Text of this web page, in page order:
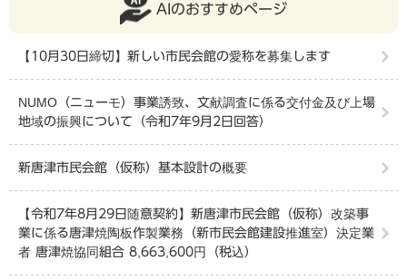
AIのおすすめページ
【10月30日締切】新しい市民会館の愛称を募集します
NUMO（ニューモ）事業誘致、文献調査に係る交付金及び上場
地域の振興について（令和7年9月2日回答）
新唐津市民会館（仮称）基本設計の概要
【令和7年8月29日随意契約】新唐津市民会館（仮称）改築事
業に係る唐津焼陶板作製業務（新市民会館建設推進室）決定業
者 唐津焼協同組合 8,663,600円（税込）